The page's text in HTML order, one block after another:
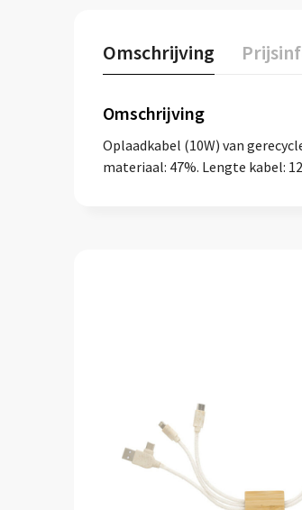
Omschrijving
Omschrijving
Oplaadkabel (10W) van
materiaal: 47%. Lengte kabel: